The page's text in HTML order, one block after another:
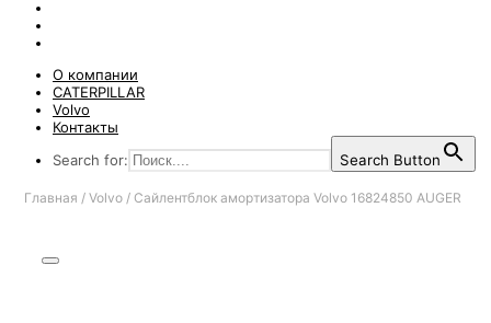
О компании
CATERPILLAR
Volvo
Контакты
Search for:
Search Button
Главная / Volvo / Сайлентблок амортизатора Volvo 16824850 AUGER